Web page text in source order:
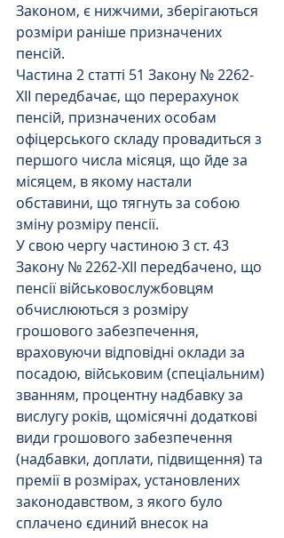
Законом, є нижчими, зберігаються
розміри раніше призначених
пенсій.
Частина 2 статті 51 Закону № 2262-
XII передбачає, що перерахунок
пенсій, призначених особам
офіцерського складу провадиться з
першого числа місяця, що йде за
місяцем, в якому настали
обставини, що тягнуть за собою
зміну розміру пенсії.
У свою чергу частиною 3 ст. 43
Закону № 2262-XII передбачено, що
пенсії військовослужбовцям
обчислюються з розміру
грошового забезпечення,
враховуючи відповідні оклади за
посадою, військовим (спеціальним)
званням, процентну надбавку за
вислугу років, щомісячні додаткові
види грошового забезпечення
(надбавки, доплати, підвищення) та
премії в розмірах, установлених
законодавством, з якого було
сплачено єдиний внесок на